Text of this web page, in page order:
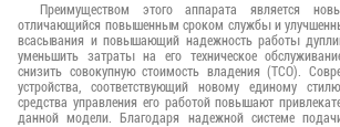
Преимуществом этого аппарата является
отличающийся повышенным сроком службы и
всасывания и повышающий надежность работы
уменьшить затраты на его техническое
снизить совокупную стоимость владения (TCO).
устройства, соответствующий новому единому
средства управления его работой повышают
данной модели. Благодаря надежной системе